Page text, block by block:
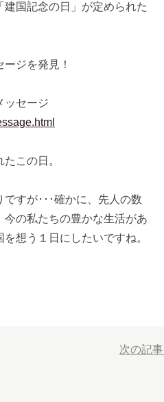
国記念の日」が定められた
ジを発見！
ッセージ
この日。
すが･･･確かに、先人の数
の私たちの豊かな生活があ
想う１日にしたいですね。
次の記事